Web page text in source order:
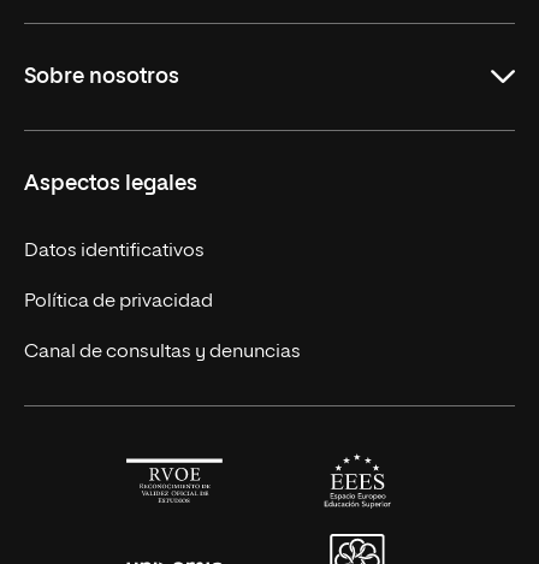
Licenciaturas en línea
Másteres Europeos
Cursos Europeos
Títulos Americanos
Alianza Newman
Sobre nosotros
Nuestros alumnos
Únete a nosotros
Actualidad
Solicita información
Aspectos legales
Datos identificativos
Política de privacidad
Canal de consultas y denuncias